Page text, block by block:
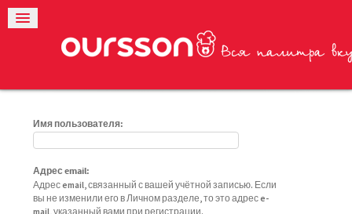
Имя пользователя:
Адрес email:
Адрес email, связанный с вашей учётной записью. Если
вы не изменили его в Личном разделе, то это адрес e-
mail, указанный вами при регистрации.